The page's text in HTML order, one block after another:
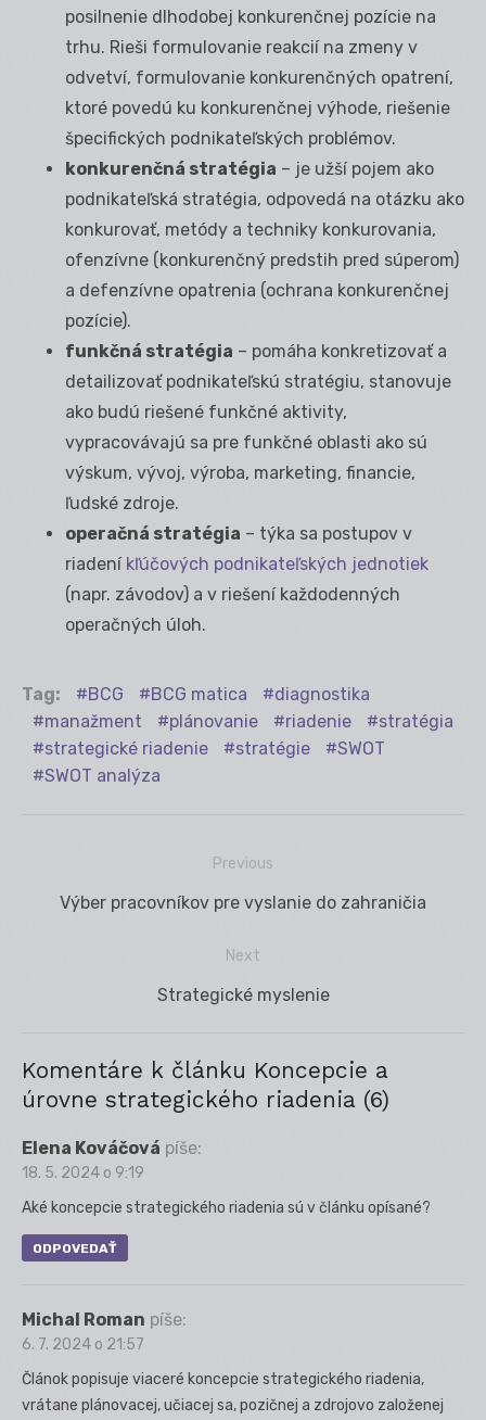
posilnenie dlhodobej konkurenčnej pozície na
trhu. Rieši formulovanie reakcií na zmeny v
odvetví, formulovanie konkurenčných opatrení,
ktoré povedú ku konkurenčnej výhode, riešenie
špecifických podnikateľských problémov.
konkurenčná stratégia – je užší pojem ako
podnikateľská stratégia, odpovedá na otázku ako
konkurovať, metódy a techniky konkurovania,
ofenzívne (konkurenčný predstih pred súperom)
a defenzívne opatrenia (ochrana konkurenčnej
pozície).
funkčná stratégia – pomáha konkretizovať a
detailizovať podnikateľskú stratégiu, stanovuje
ako budú riešené funkčné aktivity,
vypracovávajú sa pre funkčné oblasti ako sú
výskum, vývoj, výroba, marketing, financie,
ľudské zdroje.
operačná stratégia – týka sa postupov v
riadení kľúčových podnikateľských jednotiek
(napr. závodov) a v riešení každodenných
operačných úloh.
Tag: BCG BCG matica
diagnostika
manažment
plánovanie riadenie
stratégia
strategické riadenie
stratégie
SWOT
SWOT analýza
Previous
Previous
Výber pracovníkov pre vyslanie do zahraničia
Next
Next
Strategické myslenie
Komentáre k článku Koncepcie a
úrovne strategického riadenia (6)
Elena Kováčová píše:
18. 5. 2024 o 9:19
Aké koncepcie strategického riadenia sú v článku opísané?
ODPOVEDAŤ
Michal Roman píše:
6. 7. 2024 o 21:57
Článok popisuje viaceré koncepcie strategického riadenia,
vrátane plánovacej, učiacej sa, pozičnej a zdrojovo založenej